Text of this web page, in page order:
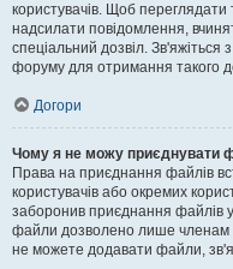
користувачів. Щоб
надсилати повідомлення,
спеціальний дозвіл.
форуму для отримання такого
Догори
Чому я не можу приєднувати
Права на приєднання файлів
користувачів або окремих
заборонив приєднання файлів
файли дозволено лише членам
не можете додавати файли,